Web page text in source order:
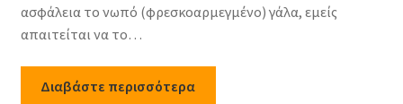
ασφάλεια το νωπό (φρεσκοαρμεγμένο) γάλα, εμείς
απαιτείται να το…
Διαβάστε περισσότερα